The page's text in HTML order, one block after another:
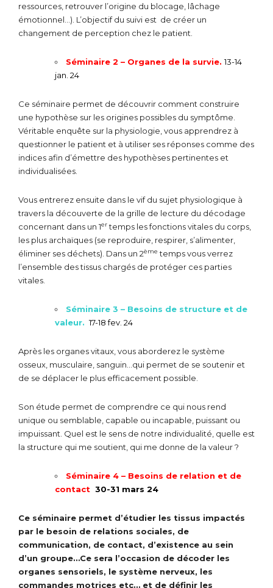
ressources, retrouver l’origine du blocage, lâchage
émotionnel…). L’objectif du suivi est de créer un
changement de perception chez le patient.
Séminaire 2 – Organes de la survie.13-14
jan. 24
Ce séminaire permet de découvrir comment construire
une hypothèse sur les origines possibles du symptôme.
Véritable enquête sur la physiologie, vous apprendrez à
questionner le patient et à utiliser ses réponses comme des
indices afin d’émettre des hypothèses pertinentes et
individualisées.
Vous entrerez ensuite dans le vif du sujet physiologique à
travers la découverte de la grille de lecture du décodage
concernant dans un 1ertemps les fonctions vitales du corps,
les plus archaïques (se reproduire, respirer, s’alimenter,
éliminer ses déchets). Dans un 2ème temps vous verrez
l’ensemble des tissus chargés de protéger ces parties
vitales.
Séminaire 3 – Besoins de structure et de
valeur. 17-18 fev. 24
Après les organes vitaux, vous aborderez le système
osseux, musculaire, sanguin…qui permet de se soutenir et
de se déplacer le plus efficacement possible.
Son étude permet de comprendre ce qui nous rend
unique ou semblable, capable ou incapable, puissant ou
impuissant. Quel est le sens de notre individualité, quelle est
la structure qui me soutient, qui me donne de la valeur ?
Séminaire 4 – Besoins de relation et de
contact 30-31 mars 24
Ce séminaire permet d’étudier les tissus impactés
par le besoin de relations sociales, de
communication, de contact, d’existence au sein
d’un groupe…Ce sera l’occasion de décoder les
organes sensoriels, le système nerveux, les
commandes motrices etc… et de définir les